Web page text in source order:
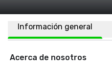
Información general
Acerca de nosotros